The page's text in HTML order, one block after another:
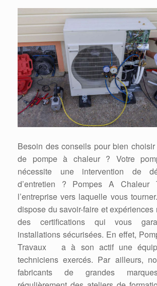
Besoin des conseils pour bien
de pompe à chaleur ? Votre
nécessite une intervention de
d’entretien ? Pompes A
l’entreprise vers laquelle vous
dispose du savoir-faire et expériences
des certifications qui vous
installations sécurisées. En effet,
Travaux a à son actif une
techniciens exercés. Par ailleurs,
fabricants de grandes